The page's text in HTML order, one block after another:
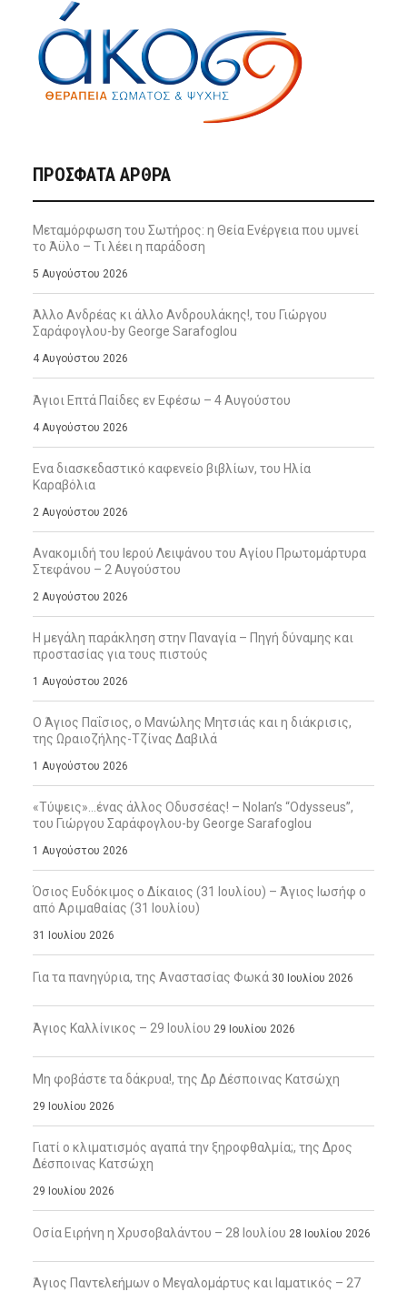
ΠΡΌΣΦΑΤΑ ΆΡΘΡΑ
Μεταμόρφωση του Σωτήρος: η Θεία Ενέργεια που υμνεί
το Άϋλο – Τι λέει η παράδοση
5 Αυγούστου 2026
Άλλο Ανδρέας κι άλλο Ανδρουλάκης!, του Γιώργου
Σαράφογλου-by George Sarafoglou
4 Αυγούστου 2026
Άγιοι Επτά Παίδες εν Εφέσω – 4 Αυγούστου
4 Αυγούστου 2026
Ενα διασκεδαστικό καφενείο βιβλίων, του Ηλία
Καραβόλια
2 Αυγούστου 2026
Ανακομιδή του Ιερού Λειψάνου του Αγίου Πρωτομάρτυρα
Στεφάνου – 2 Αυγούστου
2 Αυγούστου 2026
Η μεγάλη παράκληση στην Παναγία – Πηγή δύναμης και
προστασίας για τους πιστούς
1 Αυγούστου 2026
Ο Άγιος Παΐσιος, ο Μανώλης Μητσιάς και η διάκρισις,
της Ωραιοζήλης-Τζίνας Δαβιλά
1 Αυγούστου 2026
«Τύψεις»…ένας άλλος Οδυσσέας! – Nolan’s “Odysseus”,
του Γιώργου Σαράφογλου-by George Sarafoglou
1 Αυγούστου 2026
Όσιος Ευδόκιμος ο Δίκαιος (31 Ιουλίου) – Άγιος Ιωσήφ ο
από Αριμαθαίας (31 Ιουλίου)
31 Ιουλίου 2026
Για τα πανηγύρια, της Αναστασίας Φωκά 30 Ιουλίου 2026
Άγιος Καλλίνικος – 29 Ιουλίου 29 Ιουλίου 2026
Μη φοβάστε τα δάκρυα!, της Δρ Δέσποινας Κατσώχη
29 Ιουλίου 2026
Γιατί ο κλιματισμός αγαπά την ξηροφθαλμία;, της Δρος
Δέσποινας Κατσώχη
29 Ιουλίου 2026
Οσία Ειρήνη η Χρυσοβαλάντου – 28 Ιουλίου 28 Ιουλίου 2026
Άγιος Παντελεήμων ο Μεγαλομάρτυς και Ιαματικός – 27